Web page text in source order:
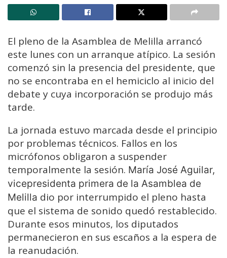
El pleno de la Asamblea de Melilla arrancó
este lunes con un arranque atípico. La sesión
comenzó sin la presencia del presidente, que
no se encontraba en el hemiciclo al inicio del
debate y cuya incorporación se produjo más
tarde.
La jornada estuvo marcada desde el principio
por problemas técnicos. Fallos en los
micrófonos obligaron a suspender
temporalmente la sesión. María José Aguilar,
vicepresidenta primera de la Asamblea de
Melilla dio por interrumpido el pleno hasta
que el sistema de sonido quedó restablecido.
Durante esos minutos, los diputados
permanecieron en sus escaños a la espera de
la reanudación.